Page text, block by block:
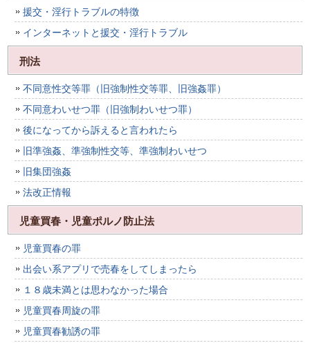
援交・淫行トラブルの特徴
インターネットと援交・淫行トラブル
刑法
不同意性交等罪（旧強制性交等罪、旧強姦罪）
不同意わいせつ罪（旧強制わいせつ罪）
後になってから訴えると言われたら
旧準強姦、準強制性交等、準強制わいせつ
旧集団強姦
法改正情報
児童買春・児童ポルノ防止法
児童買春の罪
出会い系アプリで売春をしてしまったら
１８歳未満とは思わなかった場合
児童買春周旋の罪
児童買春勧誘の罪